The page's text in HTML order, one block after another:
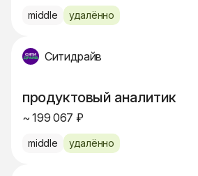
middle удалённо
Ситидрайв
продуктовый аналитик
~ 199 067 ₽
middle удалённо